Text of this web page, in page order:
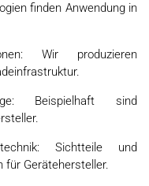
finden Anwendung in
Wir produzieren
Beispielhaft sind
Sichtteile und
für Gerätehersteller.